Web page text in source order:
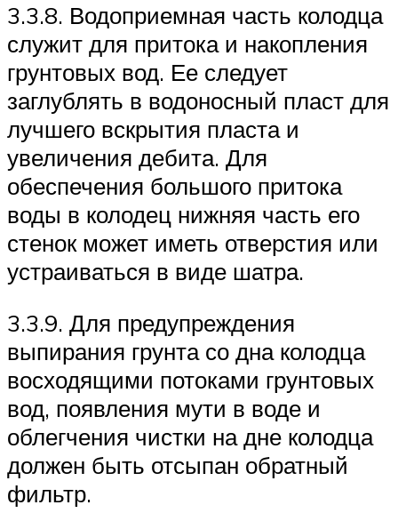
3.3.8. Водоприемная часть колодца
служит для притока и накопления
грунтовых вод. Ее следует
заглублять в водоносный пласт для
лучшего вскрытия пласта и
увеличения дебита. Для
обеспечения большого притока
воды в колодец нижняя часть его
стенок может иметь отверстия или
устраиваться в виде шатра.
3.3.9. Для предупреждения
выпирания грунта со дна колодца
восходящими потоками грунтовых
вод, появления мути в воде и
облегчения чистки на дне колодца
должен быть отсыпан обратный
фильтр.